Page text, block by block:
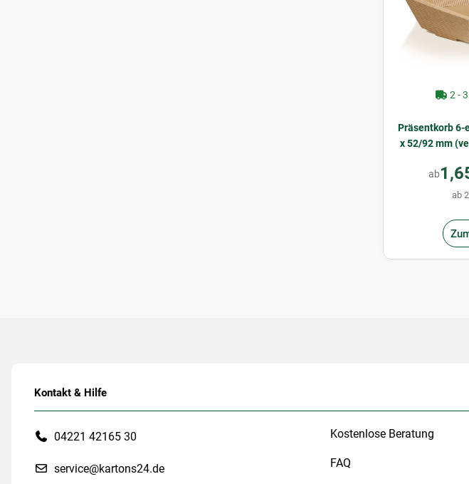
2 -
Präsentkorb 6-
x 52/92 mm
ab
ab
Kontakt & Hilfe
04221 42165 30
service@kartons24.de
Kostenlose Beratung
FAQ